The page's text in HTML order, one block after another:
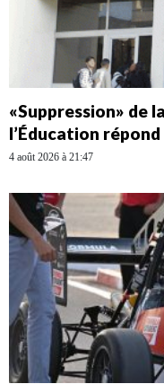
«Suppression» de
l’Éducation répond
4 août 2026 à 21:47